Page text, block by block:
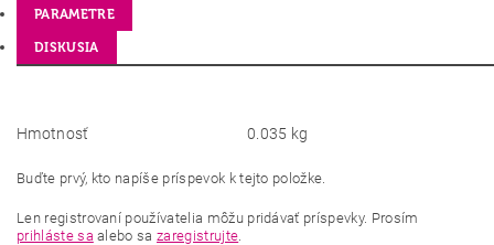
PARAMETRE
DISKUSIA
Hmotnosť 0.035 kg
Buďte prvý, kto napíše príspevok k tejto položke.
Len registrovaní používatelia môžu pridávať príspevky. Prosím
prihláste sa alebo sazaregistrujte.